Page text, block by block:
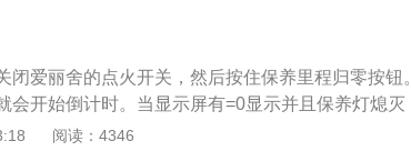
下驾驶员信息中心控制区域中的选择/确认按钮并按
换机油''。重置机油寿命系统后，将显示“机油寿命为
显示消息“尽快更换机油”，则表明机油寿命系统尚
非更换机油，否则需要小心不要意外重置机油寿命
才能准确地将其重置。
闭爱丽舍的点火开关，然后按住保养里程归零按钮。
会开始倒计时。当显示屏有=0显示并且保养灯熄灭
消除了。当爱丽舍的保养间隔里程在1000~3000km
阅读：4346